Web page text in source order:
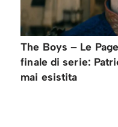
The Boys – Le
finale di serie:
mai esistita